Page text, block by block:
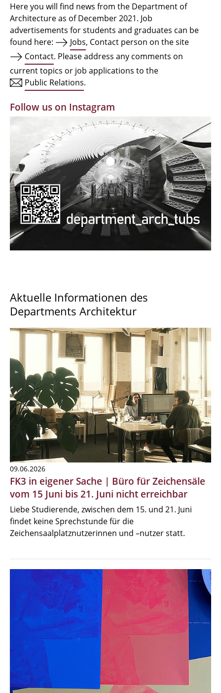
Semester Programme
Internationales
Facilities
Alumni | cloud club
Documents and Downloads
Here you will find news from the Department of
Architecture as of December 2021. Job
advertisements for students and graduates can be
found here:
Jobs, Contact person on the site
Contact. Please address any comments on
current topics or job applications to the
Public Relations.
Follow us on Instagram
Aktuelle Informationen des
Departments Architektur
09.06.2026
FK3 in eigener Sache | Büro für Zeichensäle
vom 15 Juni bis 21. Juni nicht erreichbar
Liebe Studierende, zwischen dem 15. und 21. Juni
findet keine Sprechstunde für die
Zeichensaalplatznutzerinnen und –nutzer statt.